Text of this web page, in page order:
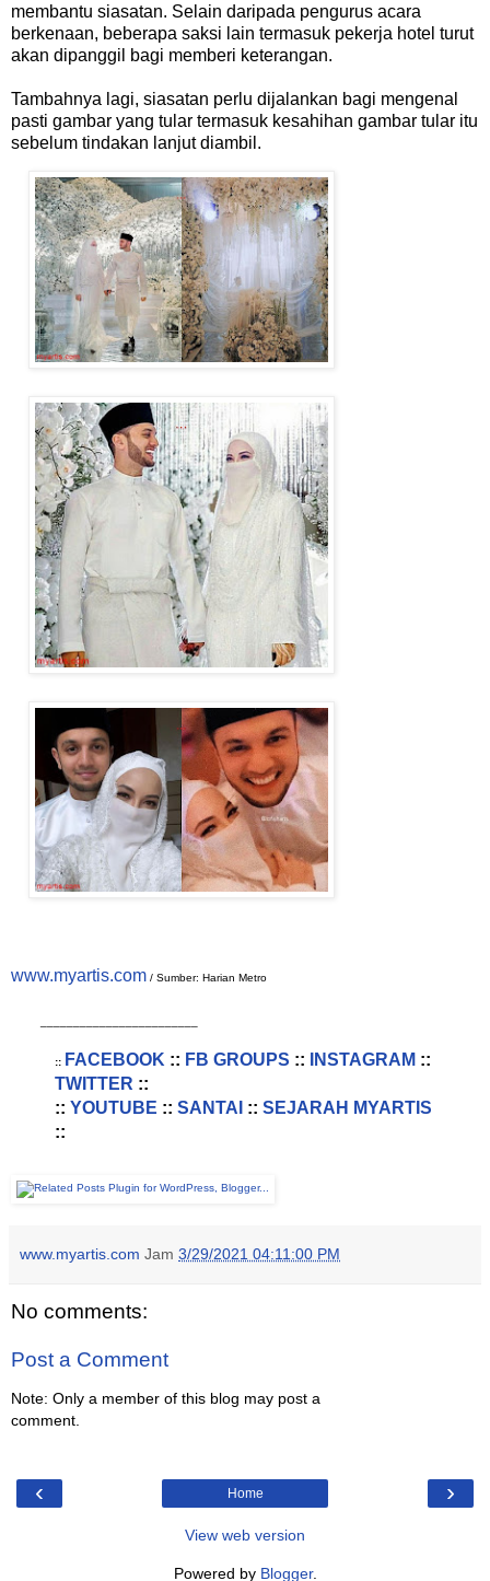
membantu siasatan. Selain daripada pengurus acara
berkenaan, beberapa saksi lain termasuk pekerja hotel turut
akan dipanggil bagi memberi keterangan.
Tambahnya lagi, siasatan perlu dijalankan bagi mengenal
pasti gambar yang tular termasuk kesahihan gambar tular itu
sebelum tindakan lanjut diambil.
www.myartis.com / Sumber: Harian Metro
:: FACEBOOK :: FB GROUPS :: INSTAGRAM ::
TWITTER ::
:: YOUTUBE :: SANTAI :: SEJARAH MYARTIS
::
www.myartis.com Jam 3/29/2021 04:11:00 PM
No comments:
Post a Comment
Note: Only a member of this blog may post a
comment.
‹ ›
Home
View web version
Powered by Blogger.